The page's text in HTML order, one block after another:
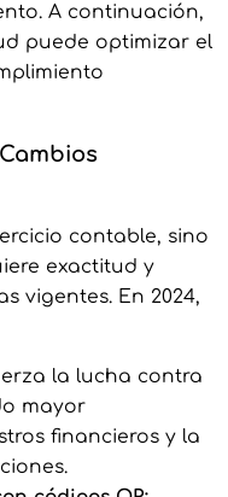
A continuación,
puede optimizar el
contable, sino
exactitud y
vigentes. En 2024,
la lucha contra
mayor
financieros y la